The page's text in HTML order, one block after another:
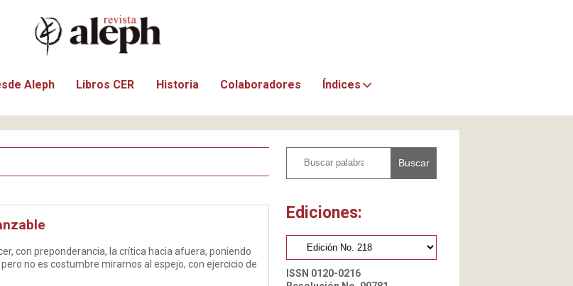
Aleph Libros CER Historia Colaboradores Índices
con preponderancia, la crítica hacia afuera, poniendo
no es costumbre mirarnos al espejo, con ejercicio de
Buscar
Ediciones:
ISSN 0120-0216